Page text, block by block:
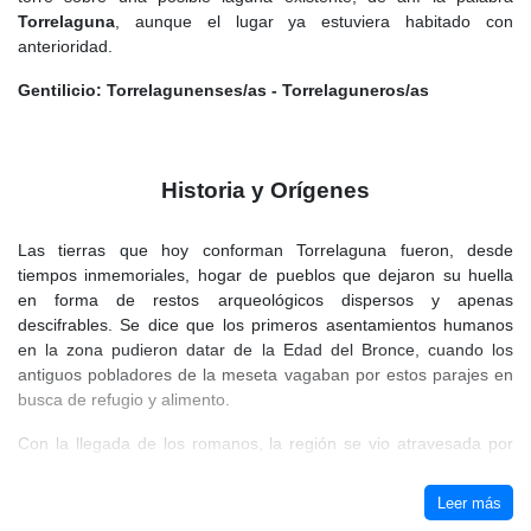
Torrelaguna, aunque el lugar ya estuviera habitado con
anterioridad.
Gentilicio: Torrelagunenses/as - Torrelaguneros/as
Historia y Orígenes
Las tierras que hoy conforman Torrelaguna fueron, desde
tiempos inmemoriales, hogar de pueblos que dejaron su huella
en forma de restos arqueológicos dispersos y apenas
descifrables. Se dice que los primeros asentamientos humanos
en la zona pudieron datar de la Edad del Bronce, cuando los
antiguos pobladores de la meseta vagaban por estos parajes en
busca de refugio y alimento.
Con la llegada de los romanos, la región se vio atravesada por
no existía aún, siendo más bien un punto de paso entre núcleos
de mayor entidad. Con la caída del Imperio Romano y la llegada
Leer más